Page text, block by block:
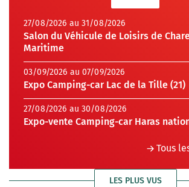
27/08/2026 au 31/08/2026
Salon du Véhicule de Loisirs de
Maritime
03/09/2026 au 07/09/2026
Expo Camping-car Lac de la Tille (21)
27/08/2026 au 30/08/2026
Expo-vente Camping-car Haras
Tous
LES PLUS VUS